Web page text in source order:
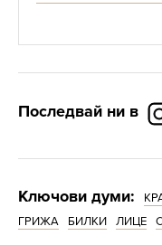
Последвай ни в
Ключови думи:
ГРИЖА
БИЛКИ ЛИЦЕ